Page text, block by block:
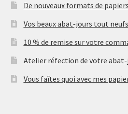
De nouveaux formats de
Vos beaux abat-jours tout neufs
10 % de remise sur votre
Atelier réfection de votre
Vous faîtes quoi avec mes